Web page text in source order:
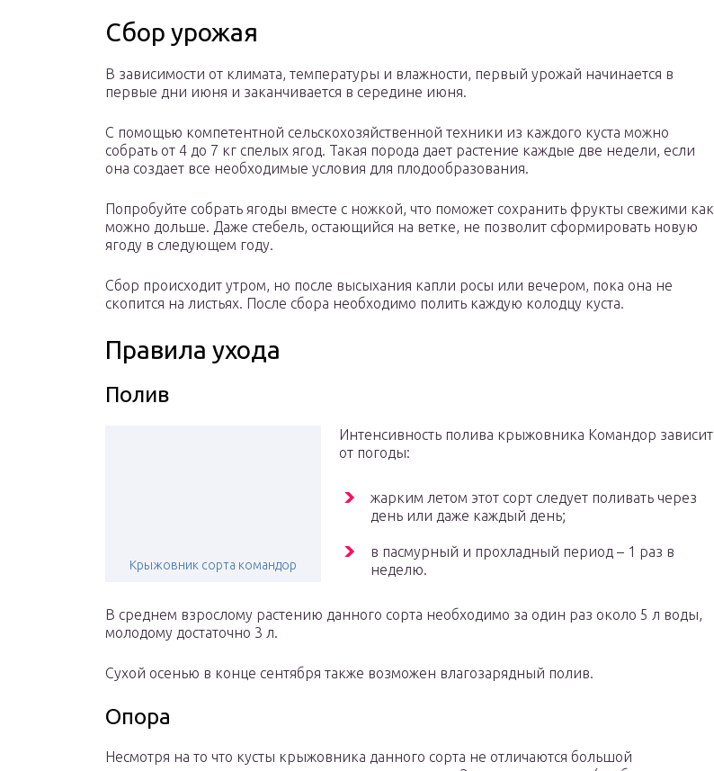
Сбор урожая
В зависимости от климата, температуры и влажности, первый урожай начинается в
первые дни июня и заканчивается в середине июня.
С помощью компетентной сельскохозяйственной техники из каждого куста можно
собрать от 4 до 7 кг спелых ягод. Такая порода дает растение каждые две недели, если
она создает все необходимые условия для плодообразования.
Попробуйте собрать ягоды вместе с ножкой, что поможет сохранить фрукты свежими как
можно дольше. Даже стебель, остающийся на ветке, не позволит сформировать новую
ягоду в следующем году.
Сбор происходит утром, но после высыхания капли росы или вечером, пока она не
скопится на листьях. После сбора необходимо полить каждую колодцу куста.
Правила ухода
Полив
Крыжовник сорта командор
Интенсивность полива крыжовника Командор зависит
от погоды:
жарким летом этот сорт следует поливать через
день или даже каждый день;
в пасмурный и прохладный период – 1 раз в
неделю.
В среднем взрослому растению данного сорта необходимо за один раз около 5 л воды,
молодому достаточно 3 л.
Сухой осенью в конце сентября также возможен влагозарядный полив.
Опора
Несмотря на то что кусты крыжовника данного сорта не отличаются большой